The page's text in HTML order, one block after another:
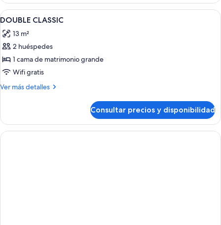
superior
Abrir
todas
las
fotos
de
DOUBLE
CLASSIC
Caja fuerte, escritorio, espacio para
18
DOUBLE CLASSIC
13 m²
2 huéspedes
1 cama de matrimonio grande
Wifi gratis
Ver más detalles
Más
CLASSIC
Consultar precios y disponibilidad